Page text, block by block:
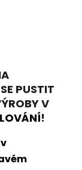
PUSTIT
V
!